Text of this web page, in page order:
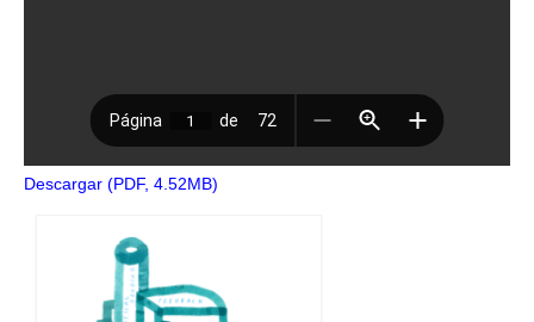
Descargar (PDF, 4.52MB)